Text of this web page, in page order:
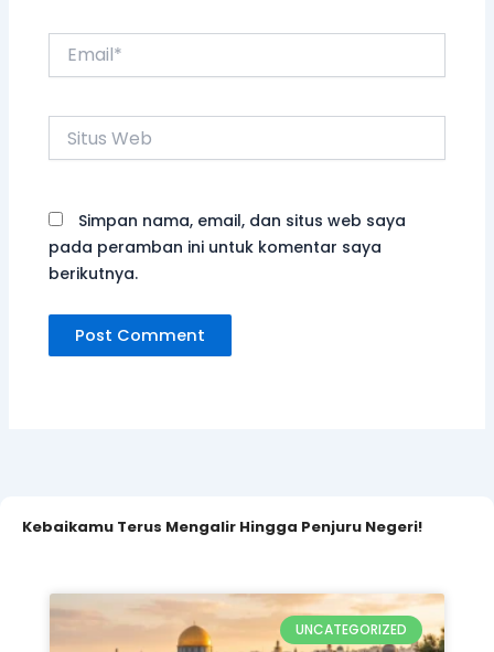
Situs
Web
Simpan nama, email, dan situs web saya
pada peramban ini untuk komentar saya
berikutnya.
Kebaikamu Terus Mengalir Hingga Penjuru Negeri!
UNCATEGORIZED